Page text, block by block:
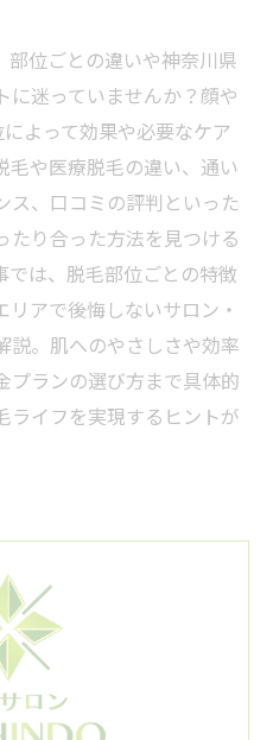
部位ごとの違いや神奈川県
迷っていませんか？顔や
よって効果や必要なケア
毛や医療脱毛の違い、通い
ス、口コミの評判といった
たり合った方法を見つける
では、脱毛部位ごとの特徴
アで後悔しないサロン・
説。肌へのやさしさや効率
プランの選び方まで具体的
ライフを実現するヒントが